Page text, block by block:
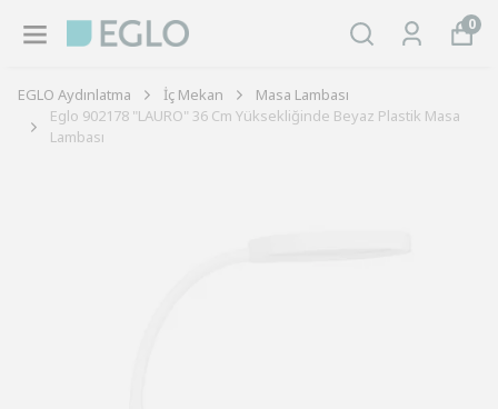
0
EGLO Aydınlatma İç Mekan
Masa Lambası
Eglo 902178 "LAURO" 36 Cm Yüksekliğinde Beyaz Plastik Masa
Lambası